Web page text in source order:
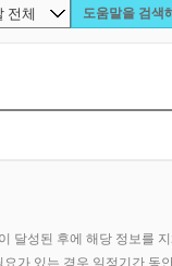
달성된 후에 해당 정보를
가 있는 경우 일정기간 동